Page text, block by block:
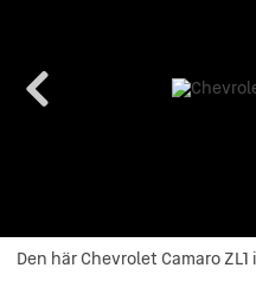
Den här Chevrolet
Den här Chevrolet Camaro